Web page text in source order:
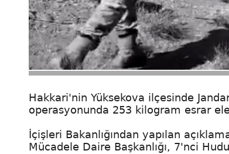
Hakkari'nin Yüksekova ilçesinde
operasyonunda 253 kilogram esrar
İçişleri Bakanlığından yapılan
Mücadele Daire Başkanlığı, 7'nci